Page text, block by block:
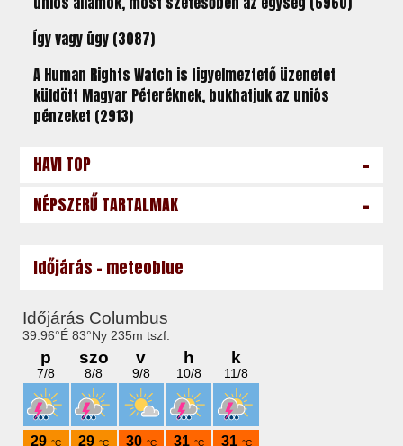
Így vagy úgy (3087)
A Human Rights Watch is figyelmeztető üzenetet
küldött Magyar Péteréknek, bukhatjuk az uniós
pénzeket (2913)
HAVI TOP -
NÉPSZERŰ TARTALMAK -
Időjárás - meteoblue